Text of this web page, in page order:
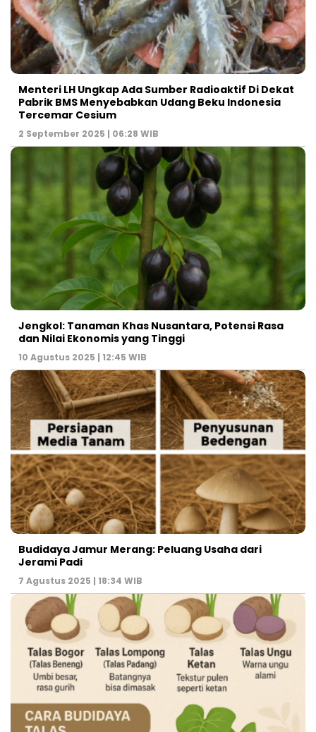
Menteri LH Ungkap Ada Sumber Radioaktif Di Dekat
Pabrik BMS Menyebabkan Udang Beku Indonesia
Tercemar Cesium
2 September 2025 | 06:28 WIB
Jengkol: Tanaman Khas Nusantara, Potensi Rasa
dan Nilai Ekonomis yang Tinggi
10 Agustus 2025 | 12:45 WIB
Budidaya Jamur Merang: Peluang Usaha dari
Jerami Padi
7 Agustus 2025 | 18:34 WIB